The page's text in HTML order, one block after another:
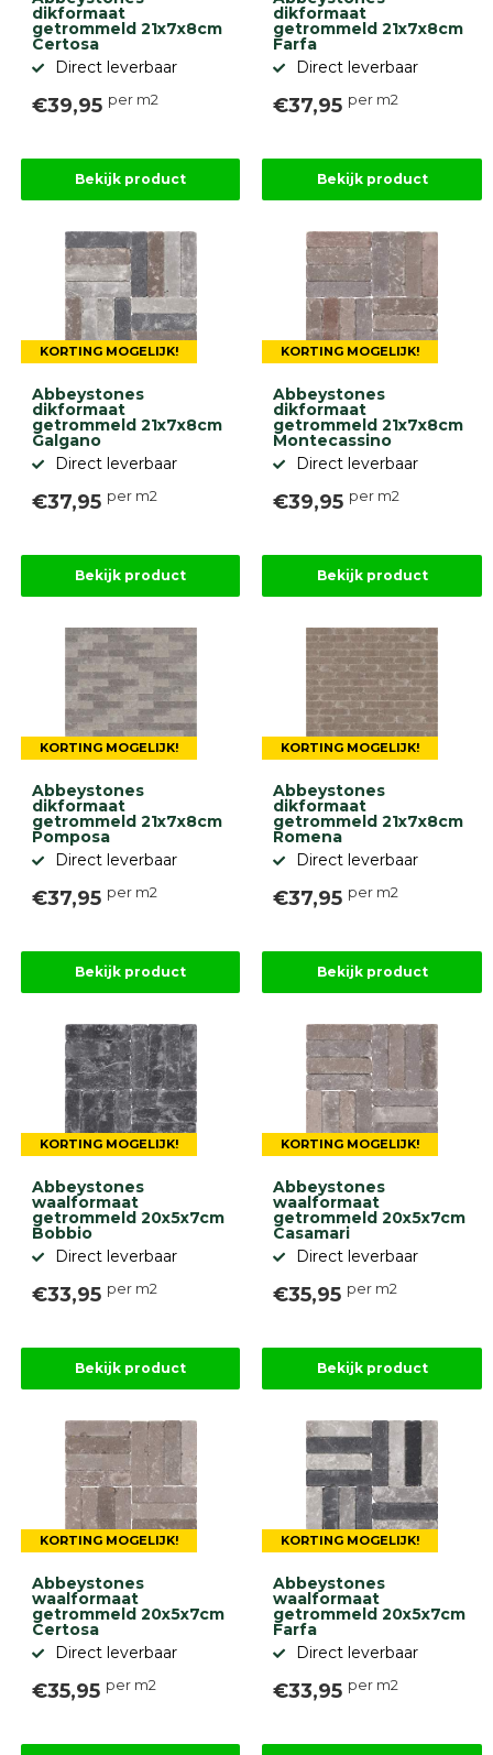
dikformaat
getrommeld 21x7x8cm
Certosa
Direct leverbaar
€39,95 per m2
Bekijk product
dikformaat
getrommeld 21x7x8cm
Farfa
Direct leverbaar
€37,95 per m2
Bekijk product
KORTING MOGELIJK!
Abbeystones
dikformaat
getrommeld 21x7x8cm
Galgano
Direct leverbaar
€37,95 per m2
Bekijk product
KORTING MOGELIJK!
Abbeystones
dikformaat
getrommeld 21x7x8cm
Montecassino
Direct leverbaar
€39,95 per m2
Bekijk product
KORTING MOGELIJK!
Abbeystones
dikformaat
getrommeld 21x7x8cm
Pomposa
Direct leverbaar
€37,95 per m2
Bekijk product
KORTING MOGELIJK!
Abbeystones
dikformaat
getrommeld 21x7x8cm
Romena
Direct leverbaar
€37,95 per m2
Bekijk product
KORTING MOGELIJK!
Abbeystones
waalformaat
getrommeld 20x5x7cm
Bobbio
Direct leverbaar
€33,95 per m2
Bekijk product
KORTING MOGELIJK!
Abbeystones
waalformaat
getrommeld 20x5x7cm
Casamari
Direct leverbaar
€35,95 per m2
Bekijk product
KORTING MOGELIJK!
Abbeystones
waalformaat
getrommeld 20x5x7cm
Certosa
Direct leverbaar
€35,95 per m2
KORTING MOGELIJK!
Abbeystones
waalformaat
getrommeld 20x5x7cm
Farfa
Direct leverbaar
€33,95 per m2